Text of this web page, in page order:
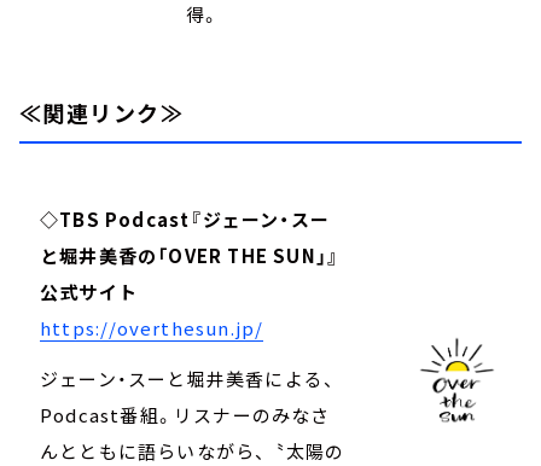
得。
≪関連リンク≫
◇TBS Podcast『ジェーン・スー
と堀井美香の「OVER THE SUN」』
公式サイト
https://overthesun.jp/
ジェーン・スーと堀井美香による、
Podcast番組。リスナーのみなさ
んとともに語らいながら、〝太陽の